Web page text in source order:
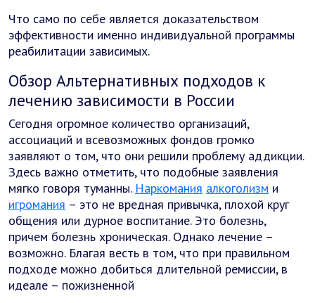
Что само по себе является доказательством
эффективности именно индивидуальной программы
реабилитации зависимых.
Обзор Альтернативных подходов к
лечению зависимости в России
Сегодня огромное количество организаций,
ассоциаций и всевозможных фондов громко
заявляют о том, что они решили проблему аддикции.
Здесь важно отметить, что подобные заявления
мягко говоря туманны. Наркомания алкоголизм и
игромания – это не вредная привычка, плохой круг
общения или дурное воспитание. Это болезнь,
причем болезнь хроническая. Однако лечение –
возможно. Благая весть в том, что при правильном
подходе можно добиться длительной ремиссии, в
идеале – пожизненной